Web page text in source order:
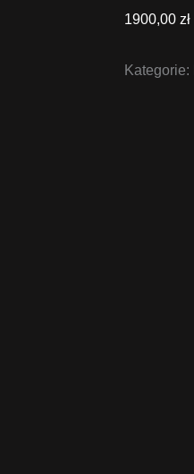
1900,00 zł
Kategorie: